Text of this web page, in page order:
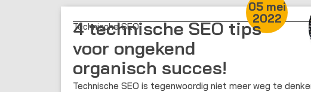
Technische SEO
05 mei
2022
4 technische SEO tips
voor ongekend
organisch succes!
Technische SEO is tegenwoordig niet meer weg te